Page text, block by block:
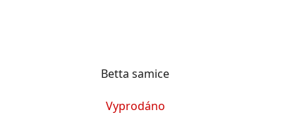
Betta samice
Vyprodáno